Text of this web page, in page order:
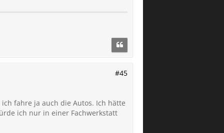
#45
fahre ja auch die Autos. Ich hätte
ich nur in einer Fachwerkstatt